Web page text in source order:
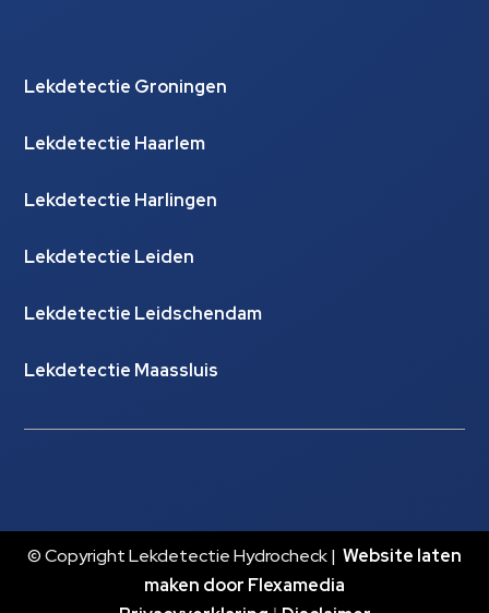
Lekdetectie Groningen
Lekdetectie Haarlem
Lekdetectie Harlingen
Lekdetectie Leiden
Lekdetectie Leidschendam
Lekdetectie Maassluis
© Copyright Lekdetectie Hydrocheck | Website laten
maken door Flexamedia